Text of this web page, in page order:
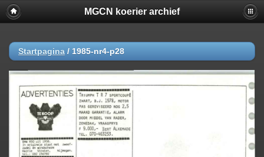
MGCN koerier archief
Startpagina / 1985-nr4-p28